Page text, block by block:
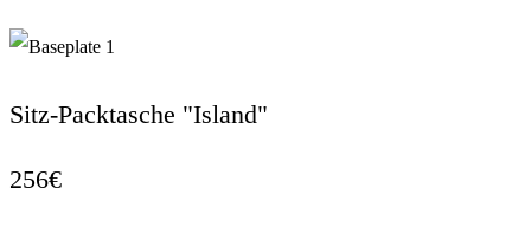
1
Sitz-Packtasche "Island"
256€